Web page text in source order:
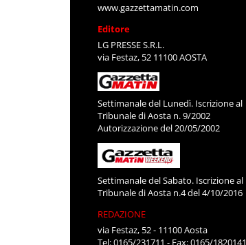
www.gazzettamatin.com
Editore
LG PRESSE S.R.L.
via Festaz, 52 11100 AOSTA
Settimanale del Lunedì. Iscrizione al
Tribunale di Aosta n. 9/2002
Autorizzazione del 20/05/2002
Settimanale del Sabato. Iscrizione al
Tribunale di Aosta n.4 del 4/10/2016
REDAZIONE
via Festaz, 52 - 11100 Aosta
Tel: 0165/231711 - Fax: 0165/1820141